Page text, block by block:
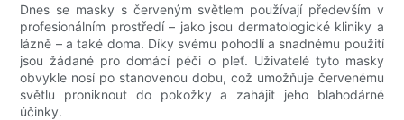
Dnes se masky s červeným světlem používají především v
profesionálním prostředí – jako jsou dermatologické kliniky a
lázně – a také doma. Díky svému pohodlí a snadnému použití
jsou žádané pro domácí péči o pleť. Uživatelé tyto masky
obvykle nosí po stanovenou dobu, což umožňuje červenému
světlu proniknout do pokožky a zahájit jeho blahodárné
účinky.